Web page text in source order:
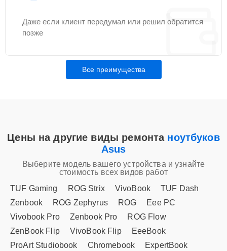
Даже если клиент передумал или решил обратится
позже
Все преимущества
Цены на другие виды ремонта ноутбуков
Asus
Выберите модель вашего устройства и узнайте
стоимость всех видов работ
TUF Gaming
ROG Strix VivoBook
TUF Dash
Zenbook
ROG Zephyrus ROG
Eee PC
Vivobook Pro
Zenbook Pro
ROG Flow
ZenBook Flip
VivoBook Flip
EeeBook
ProArt Studiobook
Chromebook
ExpertBook